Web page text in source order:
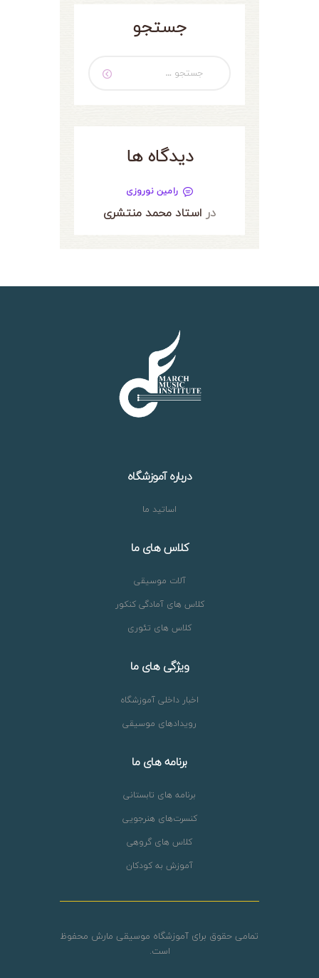
جستجو
دیدگاه ها
رامین نوروزی
در استاد محمد منتشری
درباره آموزشگاه
اساتید ما
کلاس های ما
آلات موسیقی
کلاس های آمادگی کنکور
کلاس های تئوری
ویژگی های ما
اخبار داخلی آموزشگاه
رویدادهای موسیقی
برنامه های ما
برنامه های تابستانی
کنسرت‌های هنرجویی
کلاس های گروهی
آموزش به کودکان
تمامی حقوق برای آموزشگاه موسیقی مارش محفوظ
است.